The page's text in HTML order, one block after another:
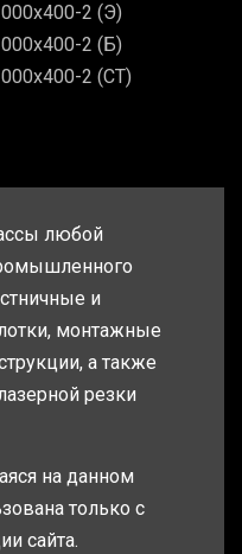
2 (Э)
2 (Б)
2 (СТ)
любой
и
монтажные
а также
резки
на данном
только с
сайта.